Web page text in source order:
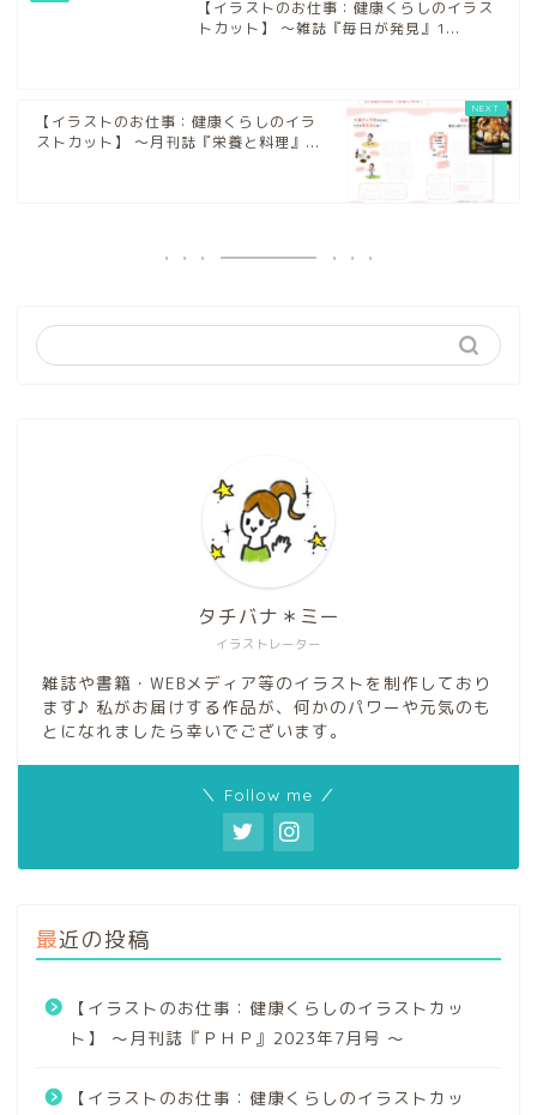
【イラストのお仕事：健康くらしのイラス
トカット】 〜雑誌『毎日が発見』1...
【イラストのお仕事：健康くらしのイラ
ストカット】 〜月刊誌『栄養と料理』...
イラストレーター
タチバナ＊ミー
雑誌や書籍・WEBメディア等のイラストを制作しており
ます♪ 私がお届けする作品が、何かのパワーや元気のも
とになれましたら幸いでございます。
＼ Follow me ／
最近の投稿
【イラストのお仕事：健康くらしのイラストカッ
ト】 〜月刊誌『ＰＨＰ』2023年7月号 〜
【イラストのお仕事：健康くらしのイラストカッ